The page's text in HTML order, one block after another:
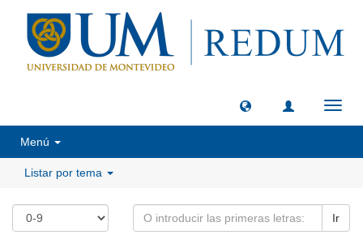
Menú
Listar por tema
Ir